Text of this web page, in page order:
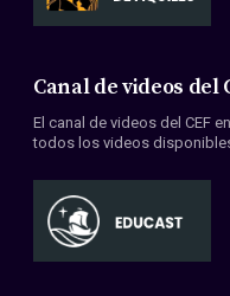
Canal de videos del
El canal de videos del CEF
todos los videos